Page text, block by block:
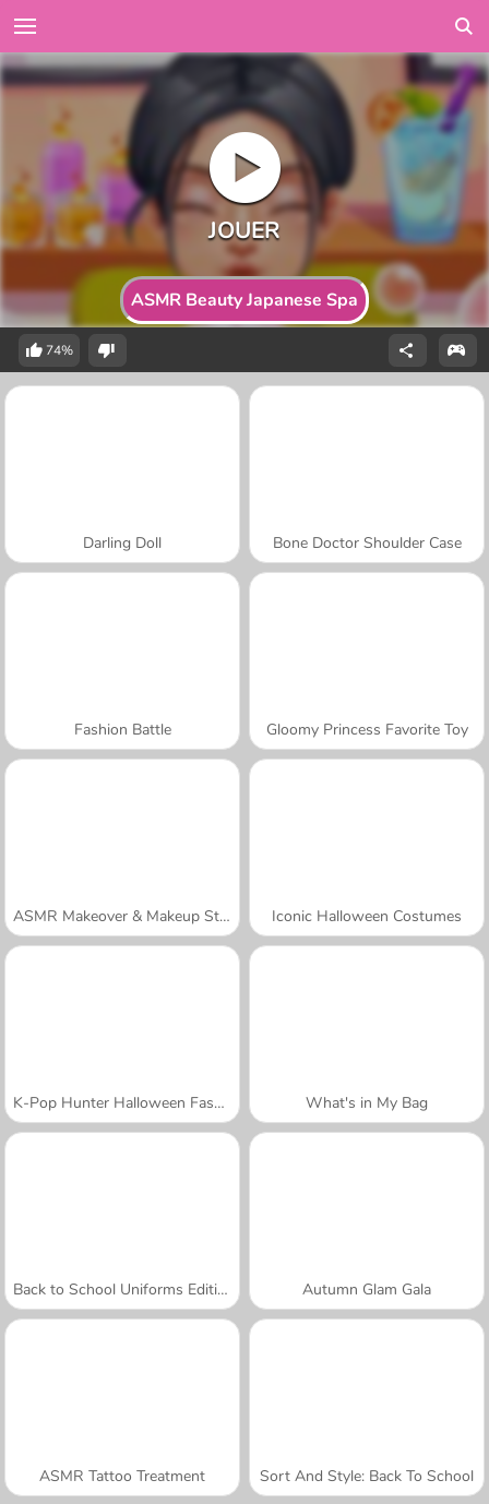
ASMR Beauty Japanese Spa
74%
Darling Doll Bone Doctor Shoulder Case
Fashion Battle Gloomy Princess Favorite Toy
ASMR Makeover & Makeup Studio Iconic Halloween Costumes
K-Pop Hunter Halloween Fashion What's in My Bag
Back to School Uniforms Edition Autumn Glam Gala
ASMR Tattoo Treatment Sort And Style: Back To School